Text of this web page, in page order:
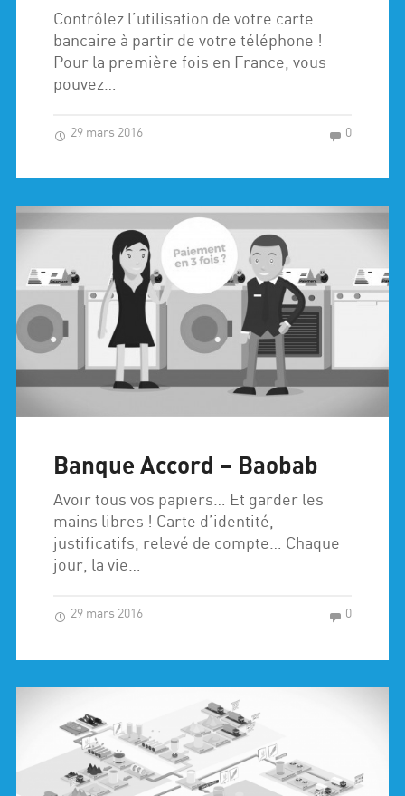
Contrôlez l’utilisation de votre carte
bancaire à partir de votre téléphone !
Pour la première fois en France, vous
pouvez…
29 mars 2016 0
Banque Accord – Baobab
Avoir tous vos papiers… Et garder les
mains libres ! Carte d’identité,
justificatifs, relevé de compte… Chaque
jour, la vie…
29 mars 2016 0